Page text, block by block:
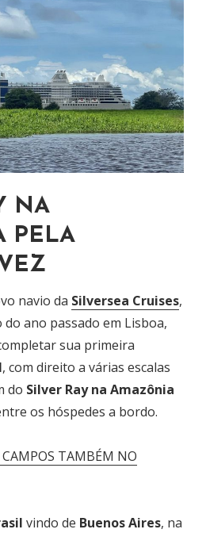
NA
PELA
navio da Silversea Cruises,
ano passado em Lisboa,
sua primeira
, com direito a várias escalas
do Silver Ray na Amazônia
os hóspedes a bordo.
TAMBÉM NO
vindo de Buenos Aires, na